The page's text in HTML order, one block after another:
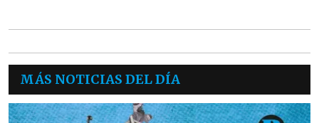
MÁS NOTICIAS DEL DÍA